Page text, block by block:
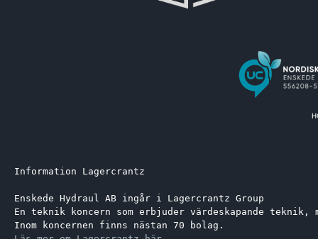
Information Lagercrantz
Enskede Hydraul AB ingår i Lagercrantz Group
En teknik koncern som erbjuder värdeskapande
Inom koncernen finns nästan 70 bolag.